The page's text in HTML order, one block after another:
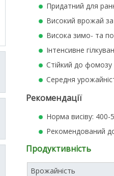
Придатний для
Високий врожай
Висока зимо- та
Інтенсивне
Стійкий до фомозу
Середня
Рекомендації
Норма висіву: 400-
Рекомендований
Продуктивність
Врожайність